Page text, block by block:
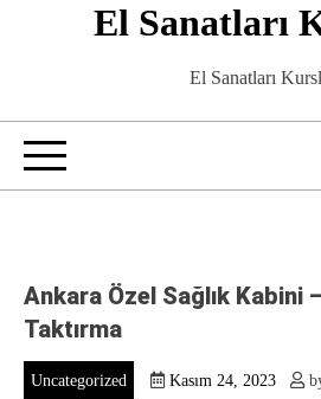
El Sanatları
El Sanatları
Ankara Özel Sağlık Kabini
Taktırma
Uncategorized Kasım 24, 2023